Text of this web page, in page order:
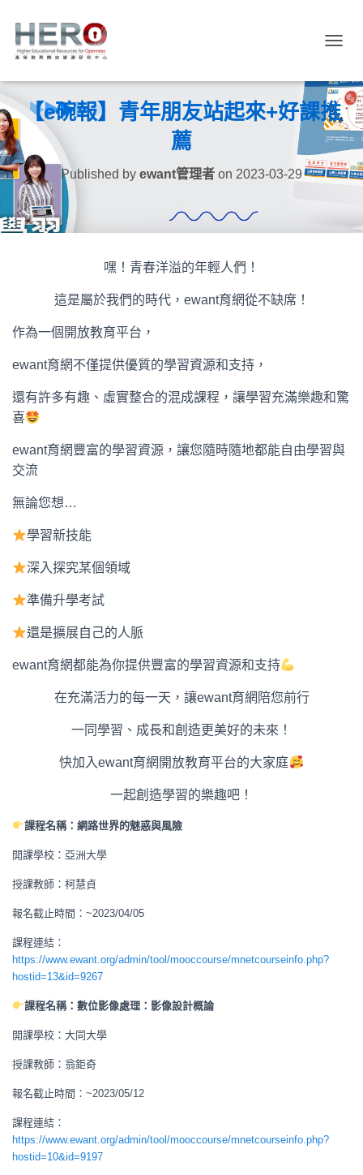
【e碗報】青年朋友站起來+好課推
薦
Published by ewant管理者 on 2023-03-29
嘿！青春洋溢的年輕人們！
這是屬於我們的時代，ewant育網從不缺席！
作為一個開放教育平台，
ewant育網不僅提供優質的學習資源和支持，
還有許多有趣、虛實整合的混成課程，讓學習充滿樂趣和驚
喜
ewant育網豐富的學習資源，讓您隨時隨地都能自由學習與
交流
無論您想…
學習新技能
深入探究某個領域
準備升學考試
還是擴展自己的人脈
ewant育網都能為你提供豐富的學習資源和支持
在充滿活力的每一天，讓ewant育網陪您前行
一同學習、成長和創造更美好的未來！
快加入ewant育網開放教育平台的大家庭
一起創造學習的樂趣吧！
課程名稱：網路世界的魅惑與風險
開課學校：亞洲大學
授課教師：柯慧貞
報名截止時間：~2023/04/05
課程連結：
https://www.ewant.org/admin/tool/mooccourse/mnetcourseinfo.php?
hostid=13&id=9267
課程名稱：數位影像處理：影像設計概論
開課學校：大同大學
授課教師：翁鉅奇
報名截止時間：~2023/05/12
課程連結：
https://www.ewant.org/admin/tool/mooccourse/mnetcourseinfo.php?
hostid=10&id=9197